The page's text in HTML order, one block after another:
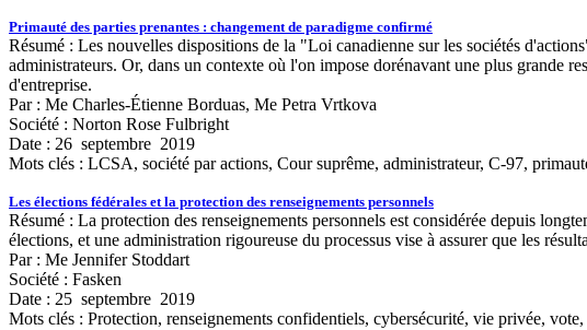
Primauté des parties prenantes : changement de paradigme confirmé
Résumé : Les nouvelles dispositions de la "Loi canadienne sur les sociétés
administrateurs. Or, dans un contexte où l'on impose dorénavant une plus grande
d'entreprise.
Par : Me Charles-Étienne Borduas, Me Petra Vrtkova
Société : Norton Rose Fulbright
Date : 26 septembre 2019
Mots clés : LCSA, société par actions, Cour suprême, administrateur, C-97,
Les élections fédérales et la protection des renseignements personnels
Résumé : La protection des renseignements personnels est considérée depuis
élections, et une administration rigoureuse du processus vise à assurer que les
Par : Me Jennifer Stoddart
Société : Fasken
Date : 25 septembre 2019
Mots clés : Protection, renseignements confidentiels, cybersécurité, vie privée,